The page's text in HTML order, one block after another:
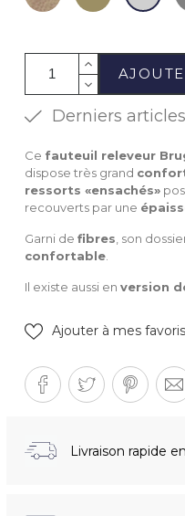
clair
Derniers
Ce fauteuil releveur
dispose très grand
ressorts «ensachés»
recouverts par une
Garni de fibres , son
confortable.
Il existe aussi en version
Ajouter à mes favoris
Livraison rapide